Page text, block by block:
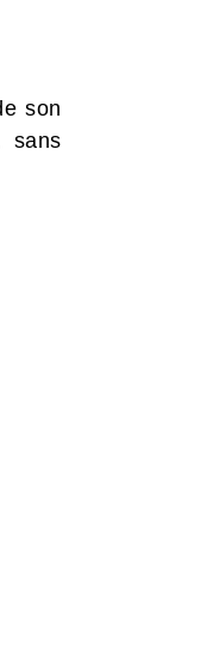
son
sans